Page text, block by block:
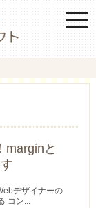
marginと
デザイナーの
コン...